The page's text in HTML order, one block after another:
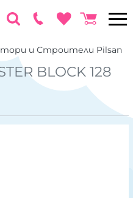
и Строители Pilsan
BLOCK 128